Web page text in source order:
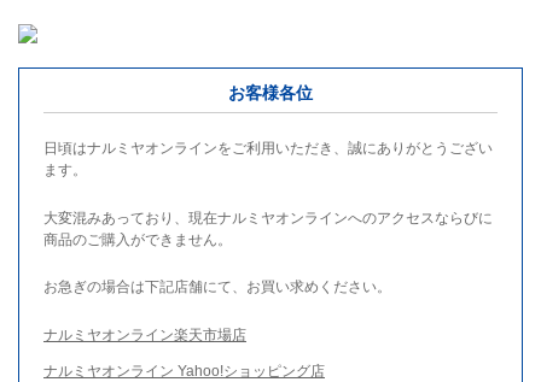
お客様各位
日頃はナルミヤオンラインをご利用いただき、誠にありがとうござい
ます。
大変混みあっており、現在ナルミヤオンラインへのアクセスならびに
商品のご購入ができません。
お急ぎの場合は下記店舗にて、お買い求めください。
ナルミヤオンライン楽天市場店
ナルミヤオンライン Yahoo!ショッピング店